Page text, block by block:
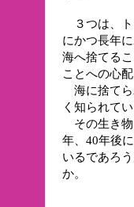
３つは、ト
にかつ長年
海へ捨てる
ことへの心
海に捨てら
く知られて
その生き物
年、40年後
いるであろ
か。